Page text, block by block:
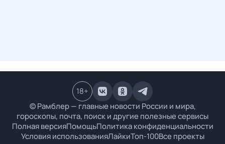
© Рамблер — главные новости России и мира,
гороскопы, почта, поиск и другие полезные сервисы
Полная версияПомощьПолитика конфиденциальности
Условия использованияЛайкиТоп-100Все проекты
18+